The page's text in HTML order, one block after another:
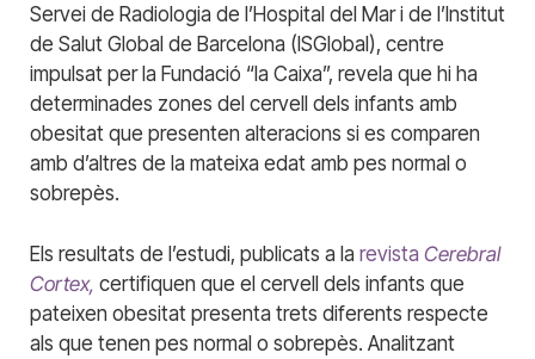
Servei de Radiologia de l’Hospital del Mar i de l’Institut
de Salut Global de Barcelona (ISGlobal), centre
impulsat per la Fundació “la Caixa”, revela que hi ha
determinades zones del cervell dels infants amb
obesitat que presenten alteracions si es comparen
amb d’altres de la mateixa edat amb pes normal o
sobrepès.
Els resultats de l’estudi, publicats a la revista Cerebral
Cortex, certifiquen que el cervell dels infants que
pateixen obesitat presenta trets diferents respecte
als que tenen pes normal o sobrepès. Analitzant